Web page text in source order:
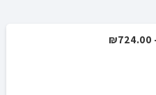
₪724.00